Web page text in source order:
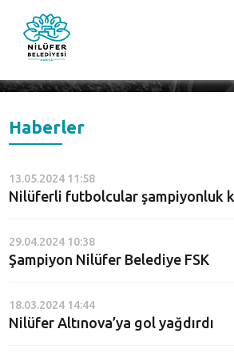
Haberler
13.05.2024 11:58
Nilüferli futbolcular şampiyonluk
29.04.2024 10:38
Şampiyon Nilüfer Belediye FSK
18.03.2024 14:44
Nilüfer Altınova’ya gol yağdırdı